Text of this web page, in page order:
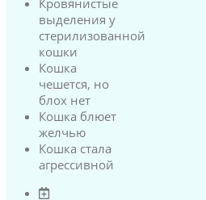
Кровянистые
выделения у
стерилизованной
кошки
Кошка
чешется, но
блох нет
Кошка блюет
желчью
Кошка стала
агрессивной